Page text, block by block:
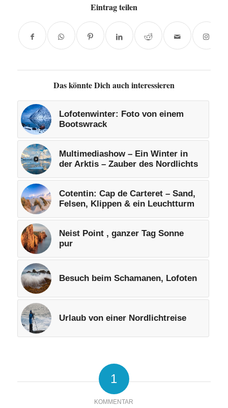
Eintrag teilen
Das könnte Dich auch interessieren
Lofotenwinter: Foto von einem
Bootswrack
Multimediashow – Ein Winter in
der Arktis – Zauber des Nordlichts
Cotentin: Cap de Carteret – Sand,
Felsen, Klippen & ein Leuchtturm
Neist Point , ganzer Tag Sonne
pur
Besuch beim Schamanen, Lofoten
Urlaub von einer Nordlichtreise
1
KOMMENTAR